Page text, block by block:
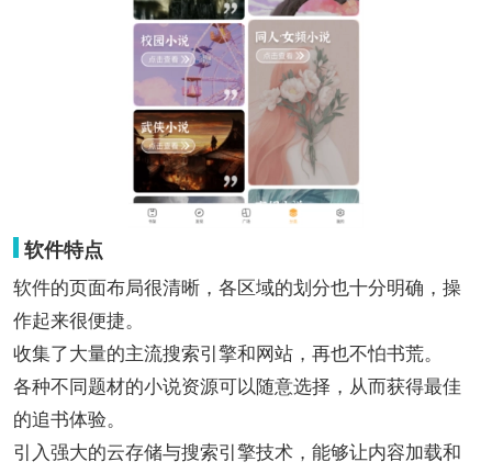
软件特点
软件的页面布局很清晰，各区域的划分也十分明确，操
作起来很便捷。
收集了大量的主流搜索引擎和网站，再也不怕书荒。
各种不同题材的小说资源可以随意选择，从而获得最佳
的追书体验。
引入强大的云存储与搜索引擎技术，能够让内容加载和